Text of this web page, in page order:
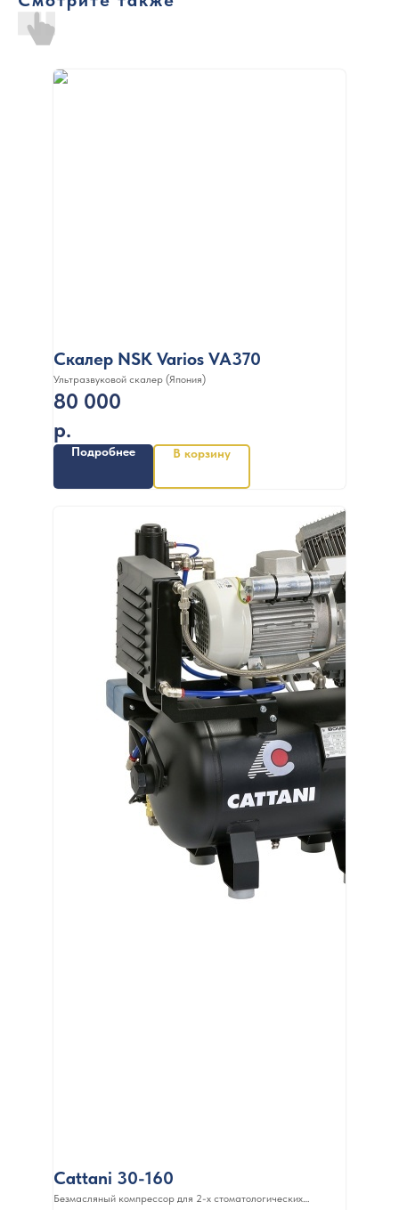
Скалер NSK Varios VA370
Ультразвуковой скалер (Япония)
80 000
р.
Подробнее В корзину
Cattani 30-160
Безмасляный компрессор для 2-х стоматологических